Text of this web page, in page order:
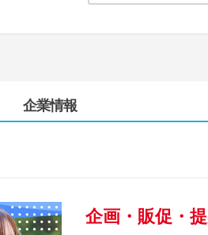
企業情報
企画・販促・